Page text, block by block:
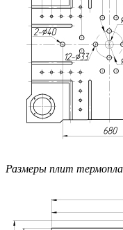
Размеры плит